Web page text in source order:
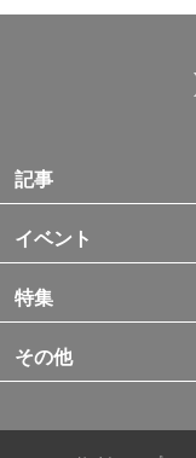
記事
イベント
特集
その他